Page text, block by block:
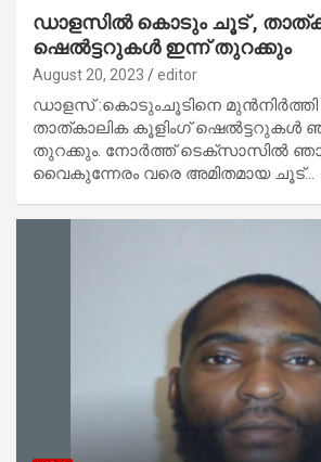
ഡാളസിൽ കൊടും ചൂട് ,
ഷെൽട്ടറുകൾ ഇന്ന് തുറക്കും
August 20, 2023 editor
ഡാളസ് :കൊടുംചൂടിനെ
താത്കാലിക കൂളിംഗ് ഷെൽട്ടറുകൾ
തുറക്കും. നോർത്ത് ടെക്‌സാസിൽ
വൈകുന്നേരം വരെ അമിതമായ ചൂട്…